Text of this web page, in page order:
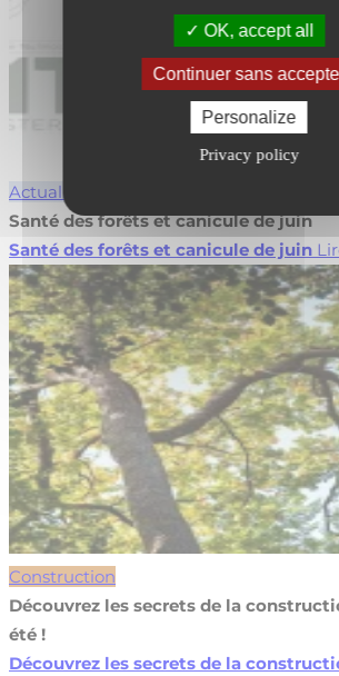
OK, accept all
Continuer sans
Personalize
Privacy policy
Actualités
Santé des forêts et canicule de juin
Santé des forêts et canicule de juin
Construction
Découvrez les secrets de la
été !
Découvrez les secrets de la